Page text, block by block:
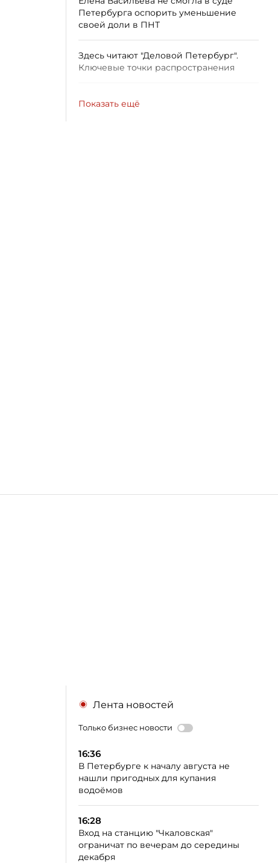
Петербурга оспорить уменьшение
своей доли в ПНТ
Здесь читают "Деловой Петербург".
Ключевые точки распространения
Показать ещё
Лента новостей
Только бизнес новости
16:36
В Петербурге к началу августа не
нашли пригодных для купания
водоёмов
16:28
Вход на станцию "Чкаловская"
ограничат по вечерам до середины
декабря